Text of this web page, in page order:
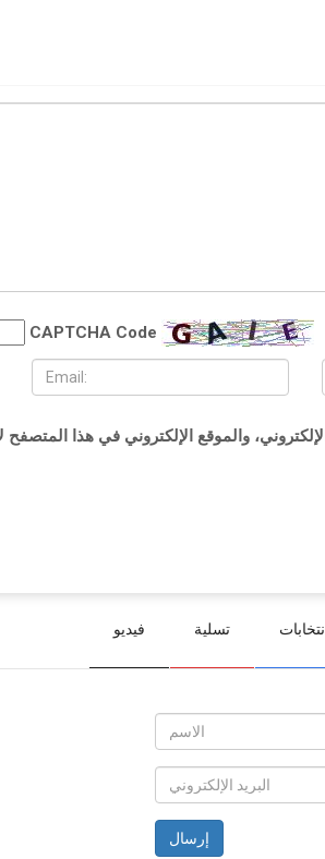
CAPTCHA Code
انتخابات تسلية فيديو